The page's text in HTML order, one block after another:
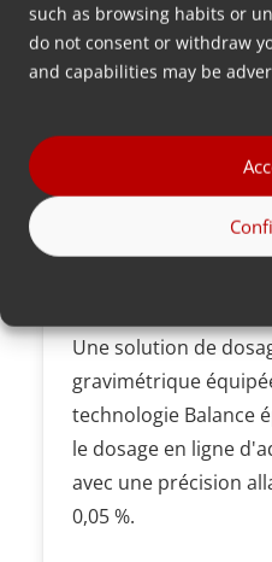
such as browsing habits or
do not consent or withdraw
and capabilities may be
Une solution de
gravimétrique
technologie Balance
le dosage en ligne
avec une précision
0,05 %.